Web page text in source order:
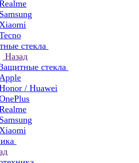
Samsung
стекла
Назад
стекла
/ Huawei
Samsung